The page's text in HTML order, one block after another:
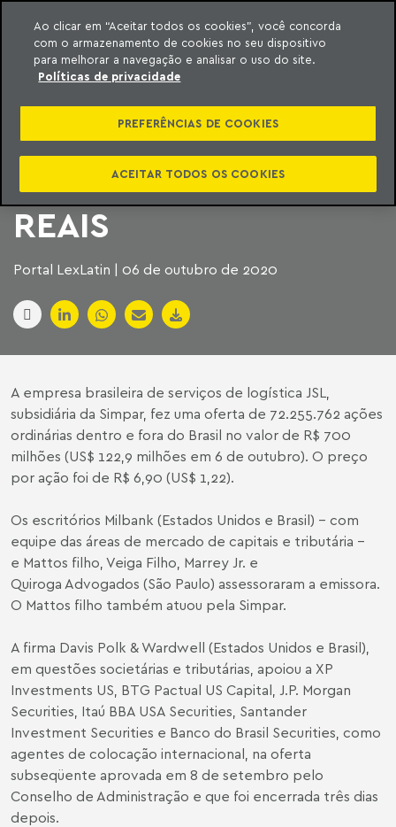
o conteúdo
Machado Meyer
JSL REALIZA OFERTA
DE AÇÕES E CAPTA
700 MILHÕES DE
REAIS
Portal LexLatin | 06 de outubro de 2020
A empresa brasileira de serviços de logística JSL,
subsidiária da Simpar, fez uma oferta de 72.255.762 ações
ordinárias dentro e fora do Brasil no valor de R$ 700
milhões (US$ 122,9 milhões em 6 de outubro). O preço
por ação foi de R$ 6,90 (US$ 1,22).
Os escritórios Milbank (Estados Unidos e Brasil) - com
equipe das áreas de mercado de capitais e tributária -
e Mattos filho, Veiga Filho, Marrey Jr. e
Quiroga Advogados (São Paulo) assessoraram a emissora.
O Mattos filho também atuou pela Simpar.
A firma Davis Polk & Wardwell (Estados Unidos e Brasil),
em questões societárias e tributárias, apoiou a XP
Investments US, BTG Pactual US Capital, J.P. Morgan
Securities, Itaú BBA USA Securities, Santander
Investment Securities e Banco do Brasil Securities, como
agentes de colocação internacional, na oferta
subseqüente aprovada em 8 de setembro pelo
Conselho de Administração e que foi encerrada três dias
depois.
Ao clicar em “Aceitar todos os cookies”, você concorda
com o armazenamento de cookies no seu dispositivo
para melhorar a navegação e analisar o uso do site.
Políticas de privacidade
PREFERÊNCIAS DE COOKIES
ACEITAR TODOS OS COOKIES